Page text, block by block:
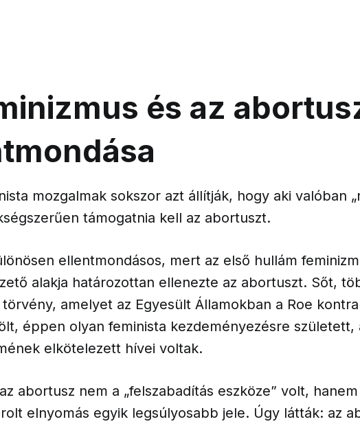
és az
mozgalmak sokszor azt állítják, hogy aki valóban
támogatnia kell az abortuszt.
ellentmondásos, mert az első hullám
alakja határozottan ellenezte az abortuszt. Sőt,
törvény, amelyet az Egyesült Államokban a Roe
éppen olyan feminista kezdeményezésre született,
elkötelezett hívei voltak.
abortusz nem a „felszabadítás eszköze” volt,
elnyomás egyik legsúlyosabb jele. Úgy látták: az